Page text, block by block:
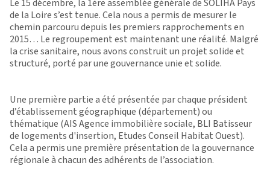
Le 15 décembre, la 1ère assemblée générale de SOLIHA Pays
de la Loire s’est tenue. Cela nous a permis de mesurer le
chemin parcouru depuis les premiers rapprochements en
2015… Le regroupement est maintenant une réalité. Malgré
la crise sanitaire, nous avons construit un projet solide et
structuré, porté par une gouvernance unie et solide.
Une première partie a été présentée par chaque président
d’établissement géographique (département) ou
thématique (AIS Agence immobilière sociale, BLI Batisseur
de logements d'insertion, Etudes Conseil Habitat Ouest).
Cela a permis une première présentation de la gouvernance
régionale à chacun des adhérents de l’association.